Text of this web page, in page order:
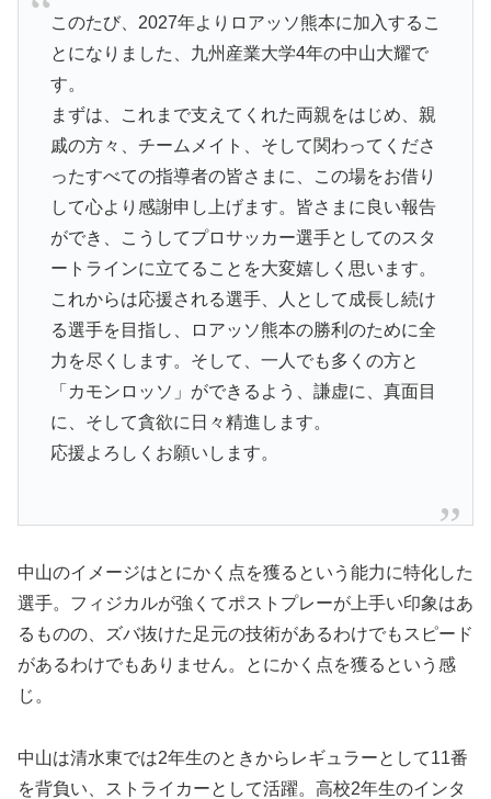
このたび、2027年よりロアッソ熊本に加入するこ
とになりました、九州産業大学4年の中山大耀で
す。
まずは、これまで支えてくれた両親をはじめ、親
戚の方々、チームメイト、そして関わってくださ
ったすべての指導者の皆さまに、この場をお借り
して心より感謝申し上げます。皆さまに良い報告
ができ、こうしてプロサッカー選手としてのスタ
ートラインに立てることを大変嬉しく思います。
これからは応援される選手、人として成長し続け
る選手を目指し、ロアッソ熊本の勝利のために全
力を尽くします。そして、一人でも多くの方と
「カモンロッソ」ができるよう、謙虚に、真面目
に、そして貪欲に日々精進します。
応援よろしくお願いします。
中山のイメージはとにかく点を獲るという能力に特化した
選手。フィジカルが強くてポストプレーが上手い印象はあ
るものの、ズバ抜けた足元の技術があるわけでもスピード
があるわけでもありません。とにかく点を獲るという感
じ。
中山は清水東では2年生のときからレギュラーとして11番
を背負い、ストライカーとして活躍。高校2年生のインタ